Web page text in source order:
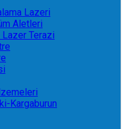
Lazeri
Aletleri
Terazi
Kargaburun